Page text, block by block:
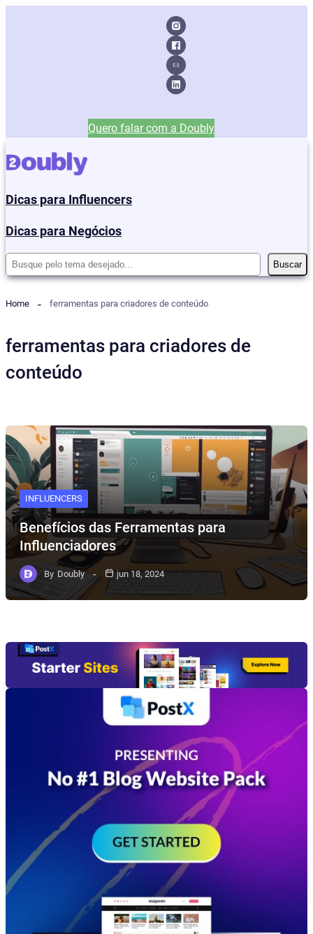
Quero falar com a Doubly
Dicas para Influencers
Dicas para Negócios
Pesquisar Buscar
Home ferramentas para criadores de conteúdo
ferramentas para criadores de
conteúdo
INFLUENCERS
Benefícios das Ferramentas para
Influenciadores
By Doubly jun 18, 2024